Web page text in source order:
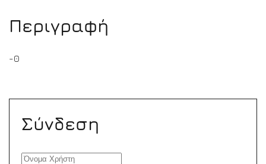
Περιγραφή
-0
Σύνδεση